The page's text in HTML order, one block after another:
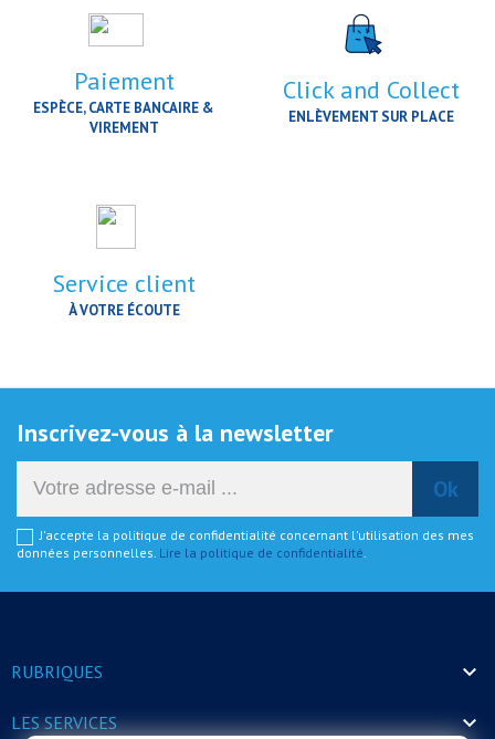
Paiement
ESPÈCE, CARTE BANCAIRE &
VIREMENT
Click and Collect
ENLÈVEMENT SUR PLACE
Service client
À VOTRE ÉCOUTE
Inscrivez-vous à la newsletter
J'accepte la politique de confidentialité concernant l'utilisation des mes
données personnelles. Lire la politique de confidentialité
RUBRIQUES 
LES SERVICES 